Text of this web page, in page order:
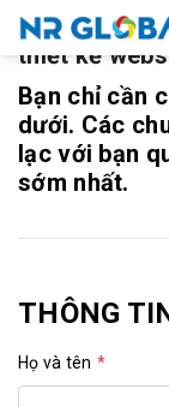
Liên kết nhanh
Dịch
Vụ
Đà
Đăng
Cảm ơn bạn
thiết kế
Bạn chỉ cần
dưới. Các
lạc với bạn
sớm nhất.
THÔNG
Họ và tên *